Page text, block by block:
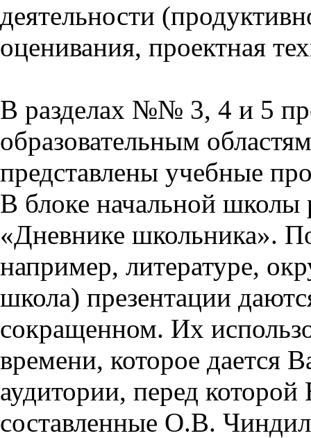
деятельности
оценивания, проектная
В разделах №№ 3, 4 и 5
образовательным
представлены учебные
В блоке начальной школы
«Дневнике школьника».
например, литературе,
школа) презентации
сокращенном. Их
времени, которое дается
аудитории, перед
составленные О.В.